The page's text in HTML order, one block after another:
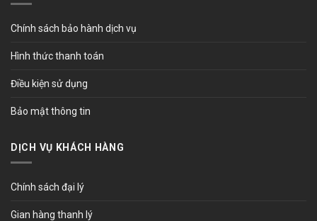
Chính sách bảo hành dịch vụ
Hình thức thanh toán
Điều kiện sử dụng
Bảo mật thông tin
DỊCH VỤ KHÁCH HÀNG
Chính sách đại lý
Gian hàng thanh lý